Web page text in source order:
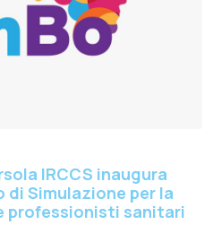
IRCCS inaugura
di Simulazione per la
professionisti sanitari